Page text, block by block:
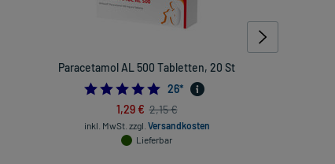
Paracetamol AL 500 Tabletten, 20 St
4.961538461538462
26*
1,29 € 2,15 €
inkl. MwSt. zzgl. Versandkosten
Lieferbar